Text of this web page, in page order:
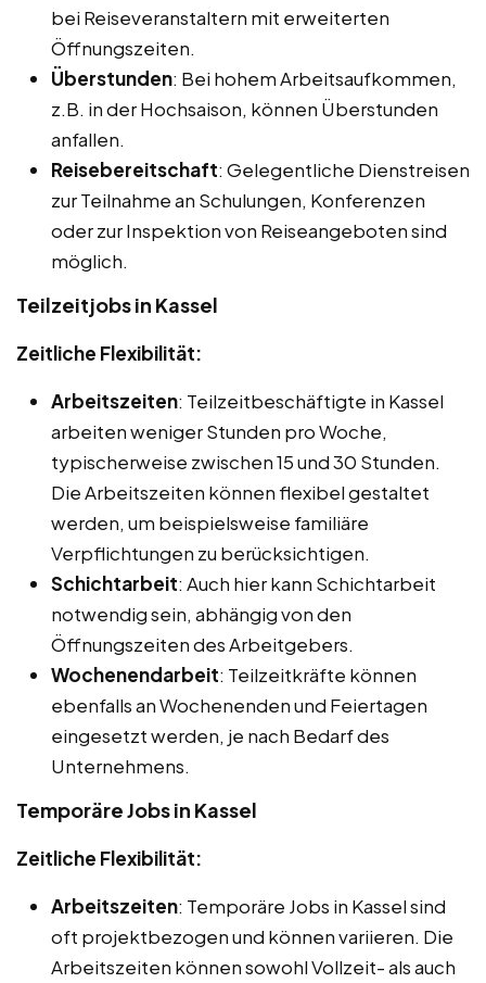
bei Reiseveranstaltern mit erweiterten
Öffnungszeiten.
Überstunden: Bei hohem Arbeitsaufkommen,
z.B. in der Hochsaison, können Überstunden
anfallen.
Reisebereitschaft: Gelegentliche Dienstreisen
zur Teilnahme an Schulungen, Konferenzen
oder zur Inspektion von Reiseangeboten sind
möglich.
Teilzeitjobs in Kassel
Zeitliche Flexibilität:
Arbeitszeiten: Teilzeitbeschäftigte in Kassel
arbeiten weniger Stunden pro Woche,
typischerweise zwischen 15 und 30 Stunden.
Die Arbeitszeiten können flexibel gestaltet
werden, um beispielsweise familiäre
Verpflichtungen zu berücksichtigen.
Schichtarbeit: Auch hier kann Schichtarbeit
notwendig sein, abhängig von den
Öffnungszeiten des Arbeitgebers.
Wochenendarbeit: Teilzeitkräfte können
ebenfalls an Wochenenden und Feiertagen
eingesetzt werden, je nach Bedarf des
Unternehmens.
Temporäre Jobs in Kassel
Zeitliche Flexibilität:
Arbeitszeiten: Temporäre Jobs in Kassel sind
oft projektbezogen und können variieren. Die
Arbeitszeiten können sowohl Vollzeit- als auch